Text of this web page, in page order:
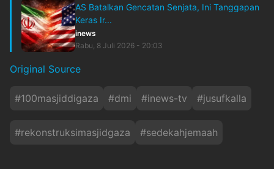
AS Batalkan Gencatan Senjata, Ini Tanggapan
Keras Ir...
inews
Rabu, 8 Juli 2026 - 20:03
Original Source
#100masjiddigaza #dmi #inews-tv #jusufkalla
#rekonstruksimasjidgaza #sedekahjemaah